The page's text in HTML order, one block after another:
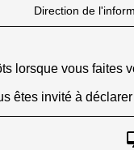
Direction de
lorsque vous faites
êtes invité à